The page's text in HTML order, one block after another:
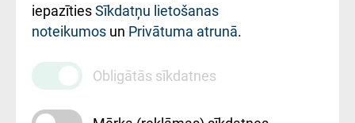
iestādes kods
010000234
Maksas
pakalpojumu
cenrādis
iepazītiesSīkdatņu lietošanas
noteikumos un Privātuma atrunā.
Obligātās sīkdatnes